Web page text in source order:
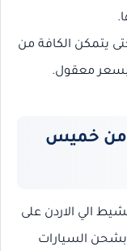
يتمكن الكافة من
بسعر معقول.
من خميس
الي الاردن على
السيارات